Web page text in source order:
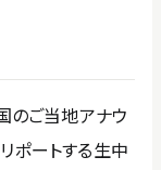
のご当地アナウ
ポートする生中